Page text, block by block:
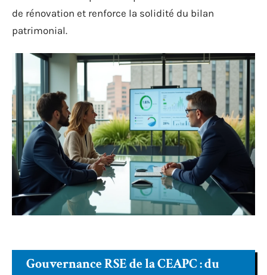
de rénovation et renforce la solidité du bilan
patrimonial.
Gouvernance RSE de la CEAPC : du